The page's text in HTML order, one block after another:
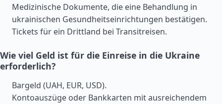
Medizinische Dokumente, die eine Behandlung in
ukrainischen Gesundheitseinrichtungen bestätigen.
Tickets für ein Drittland bei Transitreisen.
Wie viel Geld ist für die Einreise in die Ukraine
erforderlich?
Bargeld (UAH, EUR, USD).
Kontoauszüge oder Bankkarten mit ausreichendem